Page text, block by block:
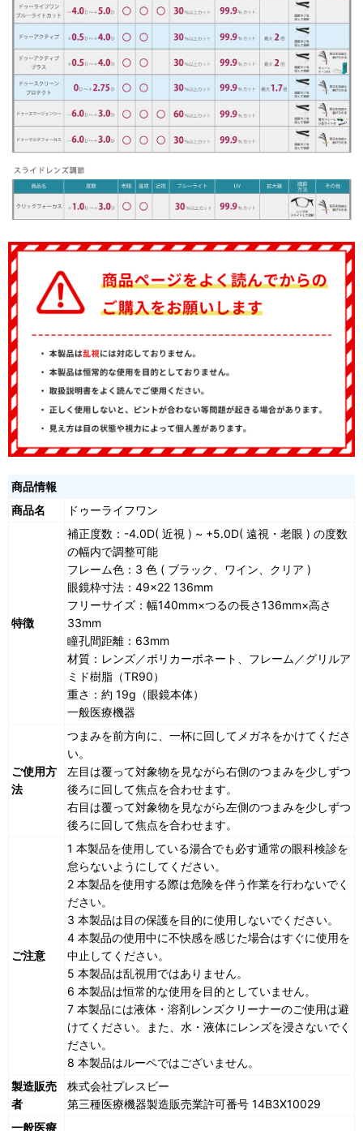
商品情報
商品名
ドゥーライフワン
特徴
補正度数：-4.0D( 近視 ) ~ +5.0D( 遠視・老眼 ) の度数
の幅内で調整可能
フレーム色：3 色 ( ブラック、ワイン、クリア )
眼鏡枠寸法：49×22 136mm
フリーサイズ：幅140mm×つるの長さ136mm×高さ
33mm
瞳孔間距離：63mm
材質：レンズ／ポリカーボネート、フレーム／グリルア
ミド樹脂（TR90）
重さ：約 19g（眼鏡本体）
一般医療機器
ご使用方
法
つまみを前方向に、一杯に回してメガネをかけてくださ
い。
左目は覆って対象物を見ながら右側のつまみを少しずつ
後ろに回して焦点を合わせます。
右目は覆って対象物を見ながら左側のつまみを少しずつ
後ろに回して焦点を合わせます。
ご注意
1 本製品を使用している湯合でも必す通常の眼科検診を
怠らないようにしてください。
2 本製品を使用する際は危険を伴う作業を行わないでく
ださい。
3 本製品は目の保護を目的に使用しないでください。
4 本製品の使用中に不快感を感じた場合はすぐに使用を
中止してください。
5 本製品は乱視用ではありません。
6 本製品は恒常的な使用を目的としていません。
7 本製品には液体・溶剤レンズクリーナーのご使用は避
けてください。また、水・液体にレンズを浸さないでく
ださい。
8 本製品はルーペではございません。
製造販売
者
株式会社プレスビー
第三種医療機器製造販売業許可番号 14B3X10029
一般医療